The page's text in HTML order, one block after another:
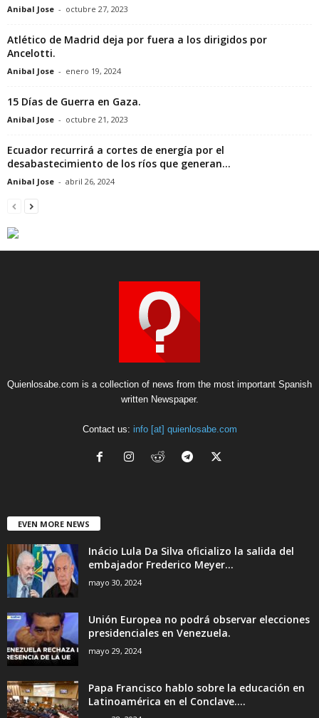
Anibal Jose - octubre 27, 2023
Atlético de Madrid deja por fuera a los dirigidos por
Ancelotti.
Anibal Jose - enero 19, 2024
15 Días de Guerra en Gaza.
Anibal Jose - octubre 21, 2023
Ecuador recurrirá a cortes de energía por el
desabastecimiento de los ríos que generan...
Anibal Jose - abril 26, 2024
Quienlosabe.com is a collection of news from the most important Spanish
written Newspaper.
Contact us: info [at] quienlosabe.com
EVEN MORE NEWS
Inácio Lula Da Silva oficializo la salida del
embajador Frederico Meyer...
mayo 30, 2024
Unión Europea no podrá observar elecciones
presidenciales en Venezuela.
mayo 29, 2024
Papa Francisco hablo sobre la educación en
Latinoamérica en el Conclave....